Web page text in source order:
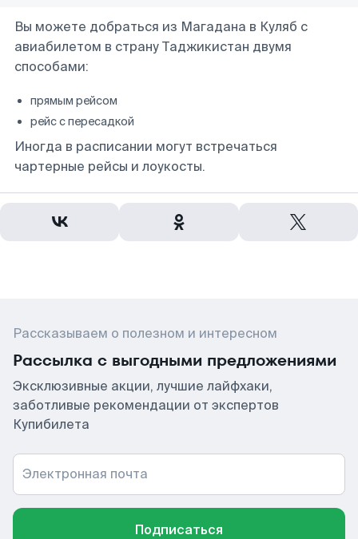
Вы можете добраться из Магадана в Куляб с
авиабилетом в страну Таджикистан двумя
способами:
прямым рейсом
рейс с пересадкой
Иногда в расписании могут встречаться
чартерные рейсы и лоукосты.
Рассказываем о полезном и интересном
Рассылка с выгодными предложениями
Эксклюзивные акции, лучшие лайфхаки,
заботливые рекомендации от экспертов
Купибилета
Электронная почта
Подписаться